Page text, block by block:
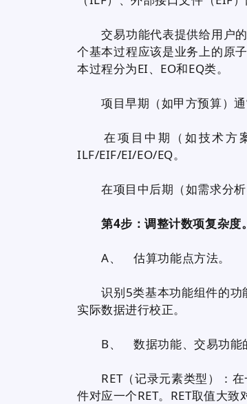
交易功能代表提供给用户的
个基本过程应该是业务上的原
本过程分为EI、EO和EQ类。
项目早期（如甲方预算）通
在项目中期（如技术方案
ILF/EIF/EI/EO/EQ。
在项目中后期（如需求分析
第4步：调整计数项复杂度。
A、 估算功能点方法。
识别5类基本功能组件的功
实际数据进行校正。
B、 数据功能、交易功能的
RET（记录元素类型）：在
件对应一个RET。RET取值大致